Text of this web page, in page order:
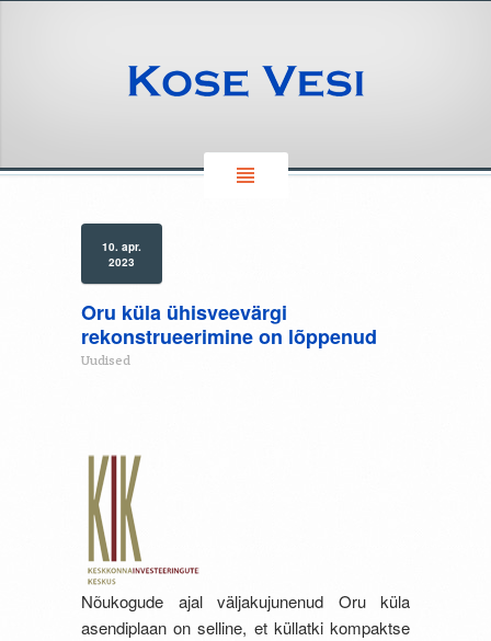
10. apr.
2023
Oru küla ühisveevärgi
rekonstrueerimine on lõppenud
Uudised
Nõukogude ajal väljakujunenud Oru küla
asendiplaan on selline, et küllatki kompaktse